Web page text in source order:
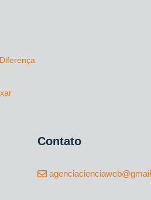
Contato